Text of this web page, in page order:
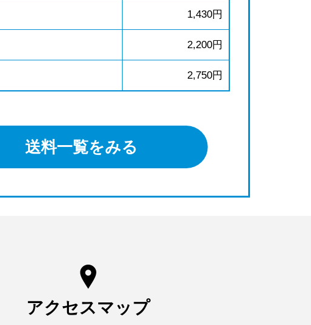
1,430円
2,200円
2,750円
送料一覧をみる
アクセスマップ